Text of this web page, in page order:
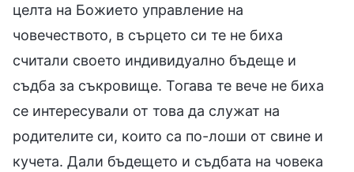
целта на Божието управление на
човечеството, в сърцето си те не биха
считали своето индивидуално бъдеще и
съдба за съкровище. Тогава те вече не биха
се интересували от това да служат на
родителите си, които са по-лоши от свине и
кучета. Дали бъдещето и съдбата на човека